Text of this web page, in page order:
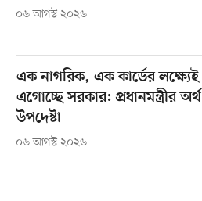
০৬ আগস্ট ২০২৬
এক নাগরিক, এক কার্ডের লক্ষ্যেই
এগোচ্ছে সরকার: প্রধানমন্ত্রীর অর্থ
উপদেষ্টা
০৬ আগস্ট ২০২৬